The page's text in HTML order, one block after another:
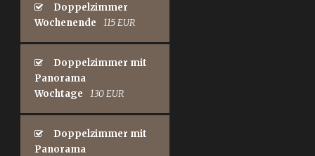
Doppelzimmer
Wochenende
115 EUR
Doppelzimmer mit
Panorama
Wochtage
130 EUR
Doppelzimmer mit
Panorama